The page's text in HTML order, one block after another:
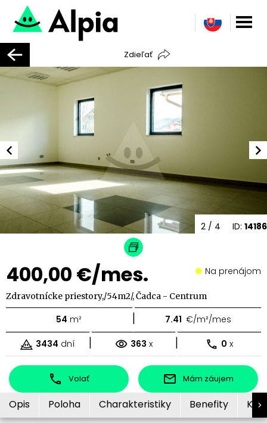
Zdieľať
ID: 14186
2 / 4
400,00 €/mes. Na prenájom
Zdravotnícke priestory,/54m2/, Čadca - Centrum
54 m² | 7.41 €/m²/mes
3434 dní | 363 x | 0 x
Volať Mám záujem
Opis Poloha Charakteristiky Benefity